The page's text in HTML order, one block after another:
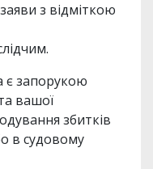
з відміткою
є запорукою
вашої
збитків
в судовому